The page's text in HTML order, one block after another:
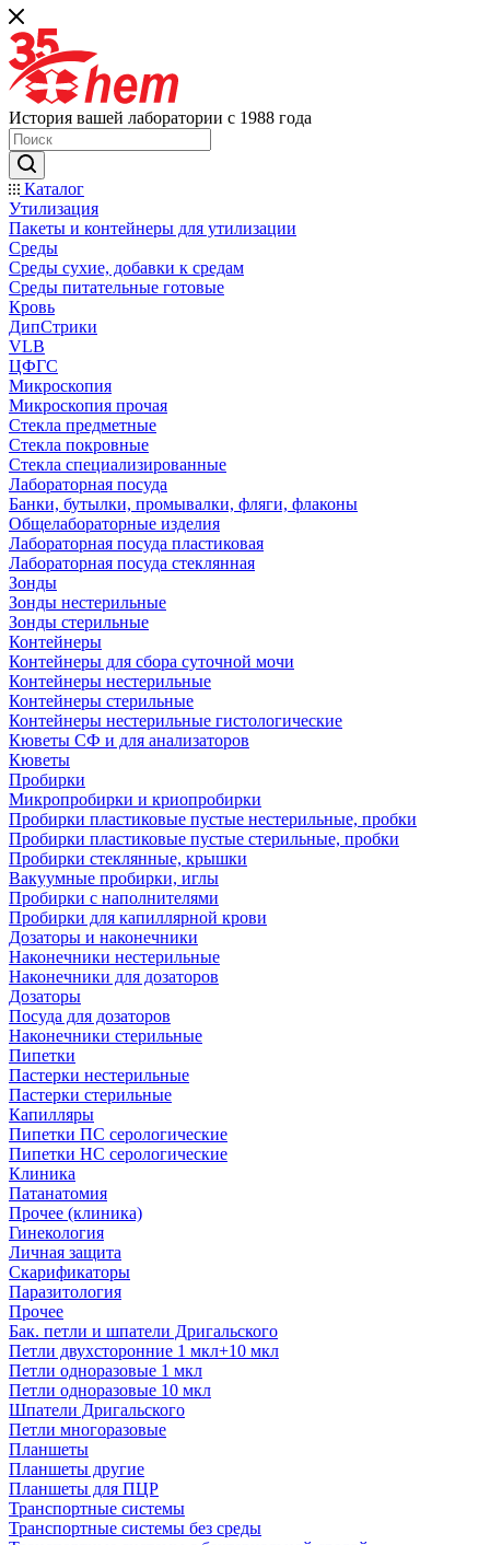
История вашей лаборатории с 1988 года
Каталог
Утилизация
Пакеты и контейнеры для утилизации
Среды
Среды сухие, добавки к средам
Среды питательные готовые
Кровь
ДипСтрики
VLB
ЦФГС
Микроскопия
Микроскопия прочая
Стекла предметные
Стекла покровные
Стекла специализированные
Лабораторная посуда
Банки, бутылки, промывалки, фляги, флаконы
Общелабораторные изделия
Лабораторная посуда пластиковая
Лабораторная посуда стеклянная
Зонды
Зонды нестерильные
Зонды стерильные
Контейнеры
Контейнеры для сбора суточной мочи
Контейнеры нестерильные
Контейнеры стерильные
Контейнеры нестерильные гистологические
Кюветы СФ и для анализаторов
Кюветы
Пробирки
Микропробирки и криопробирки
Пробирки пластиковые пустые нестерильные, пробки
Пробирки пластиковые пустые стерильные, пробки
Пробирки стеклянные, крышки
Вакуумные пробирки, иглы
Пробирки с наполнителями
Пробирки для капиллярной крови
Дозаторы и наконечники
Наконечники нестерильные
Наконечники для дозаторов
Дозаторы
Посуда для дозаторов
Наконечники стерильные
Пипетки
Пастерки нестерильные
Пастерки стерильные
Капилляры
Пипетки ПС серологические
Пипетки НС серологические
Клиника
Патанатомия
Прочее (клиника)
Гинекология
Личная защита
Скарификаторы
Паразитология
Прочее
Бак. петли и шпатели Дригальского
Петли двухсторонние 1 мкл+10 мкл
Петли одноразовые 1 мкл
Петли одноразовые 10 мкл
Шпатели Дригальского
Петли многоразовые
Планшеты
Планшеты другие
Планшеты для ПЦР
Транспортные системы
Транспортные системы без среды